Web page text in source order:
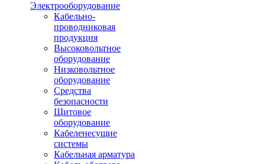
Электрооборудование
Кабельно-
проводниковая
продукция
Высоковольтное
оборудование
Низковольтное
оборудование
Средства
безопасности
Щитовое
оборудование
Кабеленесущие
системы
Кабельная арматура